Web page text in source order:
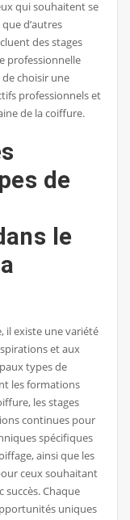
qui souhaitent se
d’autres
des stages
professionnelle
choisir une
professionnels et
de la coiffure.
de
le
il existe une variété
et aux
types de
les formations
les stages
continues pour
spécifiques
ainsi que les
ceux souhaitant
succès. Chaque
uniques